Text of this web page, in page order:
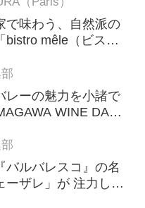
で味わう、自然派の
bistro mêle（ビスト
レーの魅力を小諸で
WINE DAYS
バルバレスコ』の名
ーザレ」が 注力し